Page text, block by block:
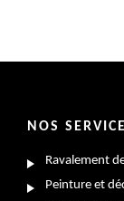
NOS
Ravalement
Peinture et